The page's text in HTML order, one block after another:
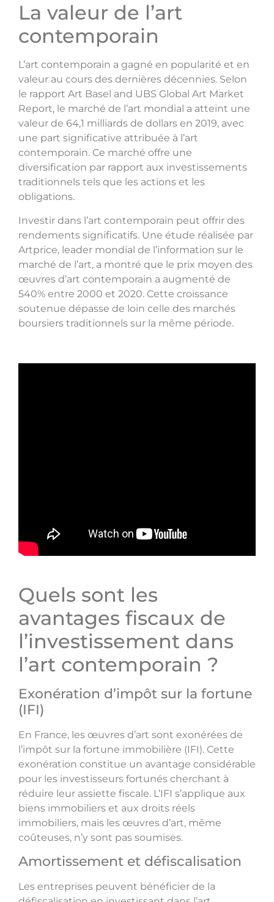
La valeur de l’art
contemporain
L’art contemporain a gagné en popularité et en
valeur au cours des dernières décennies. Selon
le rapport Art Basel and UBS Global Art Market
Report, le marché de l’art mondial a atteint une
valeur de 64,1 milliards de dollars en 2019, avec
une part significative attribuée à l’art
contemporain. Ce marché offre une
diversification par rapport aux investissements
traditionnels tels que les actions et les
obligations.
Investir dans l’art contemporain peut offrir des
rendements significatifs. Une étude réalisée par
Artprice, leader mondial de l’information sur le
marché de l’art, a montré que le prix moyen des
œuvres d’art contemporain a augmenté de
540% entre 2000 et 2020. Cette croissance
soutenue dépasse de loin celle des marchés
boursiers traditionnels sur la même période.
Quels sont les
avantages fiscaux de
l’investissement dans
l’art contemporain ?
Exonération d’impôt sur la fortune
(IFI)
En France, les œuvres d’art sont exonérées de
l’impôt sur la fortune immobilière (IFI). Cette
exonération constitue un avantage considérable
pour les investisseurs fortunés cherchant à
réduire leur assiette fiscale. L’IFI s’applique aux
biens immobiliers et aux droits réels
immobiliers, mais les œuvres d’art, même
coûteuses, n’y sont pas soumises.
Amortissement et défiscalisation
Les entreprises peuvent bénéficier de la